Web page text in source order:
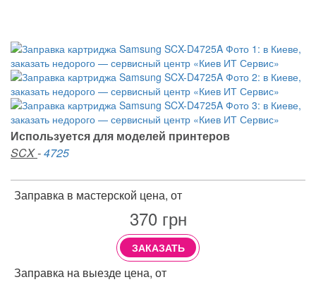
Используется для моделей принтеров
SCX-4725
Заправка в мастерской цена, от
370грн
ЗАКАЗАТЬ
Заправка на выезде цена, от